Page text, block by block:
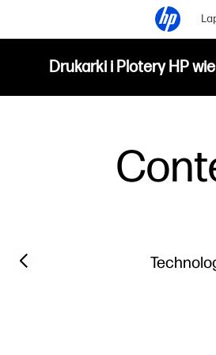
Drukarki i Plotery HP
Filter category
Previous slide